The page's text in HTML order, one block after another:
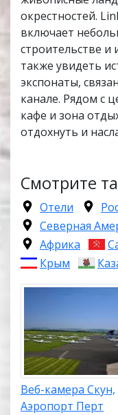
окрестностей.
включает
строительстве
также увидеть
экспонаты,
канале. Рядом с
кафе и зона
отдохнуть и
Смотрите
Отели
Северная
Африка
Крым
Веб-камера Скун,
Аэропорт Перт